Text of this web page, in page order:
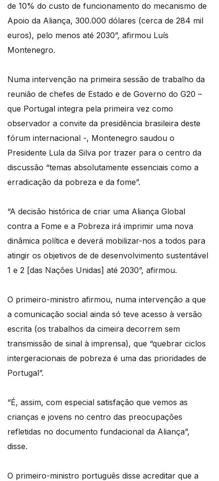
de 10% do custo de funcionamento do mecanismo de
Apoio da Aliança, 300.000 dólares (cerca de 284 mil
euros), pelo menos até 2030”, afirmou Luís
Montenegro.
Numa intervenção na primeira sessão de trabalho da
reunião de chefes de Estado e de Governo do G20 –
que Portugal integra pela primeira vez como
observador a convite da presidência brasileira deste
fórum internacional -, Montenegro saudou o
Presidente Lula da Silva por trazer para o centro da
discussão “temas absolutamente essenciais como a
erradicação da pobreza e da fome”.
“A decisão histórica de criar uma Aliança Global
contra a Fome e a Pobreza irá imprimir uma nova
dinâmica política e deverá mobilizar-nos a todos para
atingir os objetivos de de desenvolvimento sustentável
1 e 2 [das Nações Unidas] até 2030”, afirmou.
O primeiro-ministro afirmou, numa intervenção a que
a comunicação social ainda só teve acesso à versão
escrita (os trabalhos da cimeira decorrem sem
transmissão de sinal à imprensa), que “quebrar ciclos
intergeracionais de pobreza é uma das prioridades de
Portugal”.
“É, assim, com especial satisfação que vemos as
crianças e jovens no centro das preocupações
refletidas no documento fundacional da Aliança”,
disse.
O primeiro-ministro português disse acreditar que a